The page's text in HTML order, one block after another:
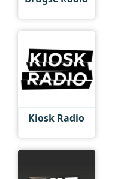
Kiosk Radio